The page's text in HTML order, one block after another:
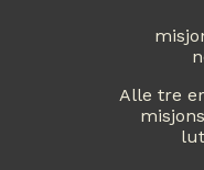
Alle tre